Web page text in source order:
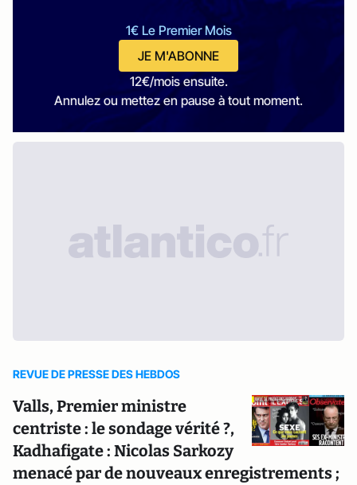
1€ Le Premier Mois
JE M'ABONNE
12€/mois ensuite.
Annulez ou mettez en pause à tout moment.
REVUE DE PRESSE DES HEBDOS
Valls, Premier ministre
centriste : le sondage vérité ?,
Kadhafigate : Nicolas Sarkozy
menacé par de nouveaux enregistrements ;